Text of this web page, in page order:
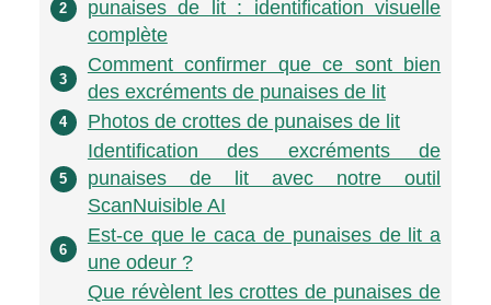
2
punaises de lit : identification visuelle
complète
3
Comment confirmer que ce sont bien
des excréments de punaises de lit
4 Photos de crottes de punaises de lit
5
Identification des excréments de
punaises de lit avec notre outil
ScanNuisible AI
6
Est-ce que le caca de punaises de lit a
une odeur ?
Que révèlent les crottes de punaises de